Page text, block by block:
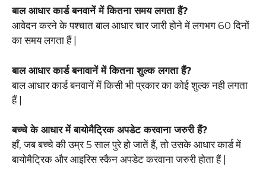
बाल आधार कार्ड बनवानें में कितना समय लगता हैं?
आवेदन करने के पश्चात बाल आधार चार जारी होने में लगभग 60 दिनों
का समय लगता हैं |
बाल आधार कार्ड बनावानें में कितना शुल्क लगता हैं?
बाल आधार कार्ड बनवानें में किसी भी प्रकार का कोई शुल्क नही लगता
हैं |
बच्चे के आधार में बायोमैट्रिक अपडेट करवाना जरुरी हैं?
हाँ, जब बच्चे की उम्र 5 साल पुरे हो जातें हैं, तो उसके आधार कार्ड में
बायोमैट्रिक और आइरिस स्कैन अपडेट करवाना जरुरी होता हैं |